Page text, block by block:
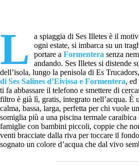
L
a spiaggia di Ses Illetes è il
ogni estate, si imbarca su un
portare a Formentera senza
andando. Ses Illetes si distende
dell’isola, lungo la penisola di Es
di Ses Salines d’Eivissa e Formentera,
ti fa abbassare il telefono e smettere di
filtro è già lì, gratis, integrato nell’acqua. È
calma, bassa, larga, perfetta per chi vuole
somiglia più a una piscina termale
famiglie con bambini piccoli, coppie che
venti bracciate dalla riva per toccare il
sognato un colore d’acqua che dal vivo